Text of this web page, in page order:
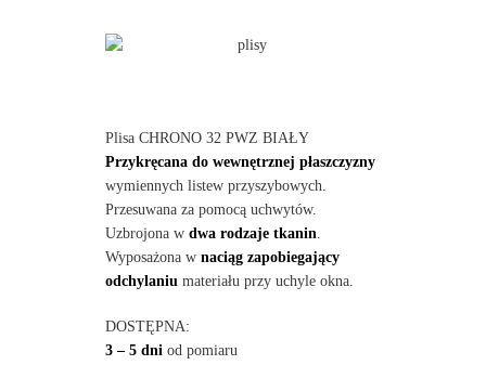
Plisa CHRONO 32 PWZ BIAŁY
Przykręcana do wewnętrznej płaszczyzny
wymiennych listew przyszybowych.
Przesuwana za pomocą uchwytów.
Uzbrojona w dwa rodzaje tkanin
Wyposażona w naciąg zapobiegający
odchylaniu materiału przy uchyle okna.
DOSTĘPNA:
3 – 5 dni od pomiaru